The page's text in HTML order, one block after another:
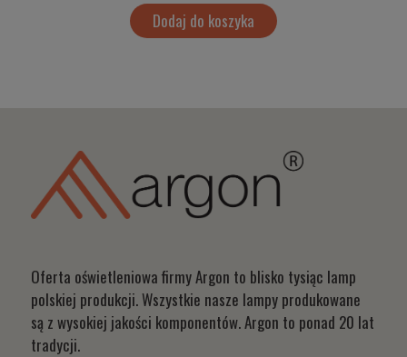
Dodaj do koszyka
Oferta oświetleniowa firmy Argon to blisko tysiąc lamp
polskiej produkcji. Wszystkie nasze lampy produkowane
są z wysokiej jakości komponentów. Argon to ponad 20 lat
tradycji.